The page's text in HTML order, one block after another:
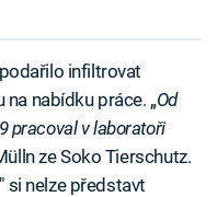
infiltrovat
nabídku práce. „Od
pracoval v laboratoři
ze Soko Tierschutz.
si nelze představt